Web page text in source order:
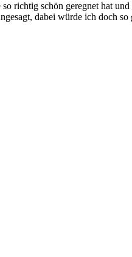
so richtig schön geregnet hat
dabei würde ich doch